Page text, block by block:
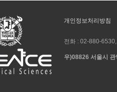
개인정보처리방침
전화 :02-880-
우)08826 서울시